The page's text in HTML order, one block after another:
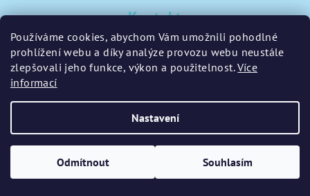
Používáme cookies, abychom Vám umožnili pohodlné
prohlížení webu a díky analýze provozu webu neustále
zlepšovali jeho funkce, výkon a použitelnost.Více
informací
Nastavení
Odmítnout Souhlasím
Kontakt
sklad@sladke-potreby.cz
+420 797728283
Upravit nastavení cookies
Vytvořil Shoptet